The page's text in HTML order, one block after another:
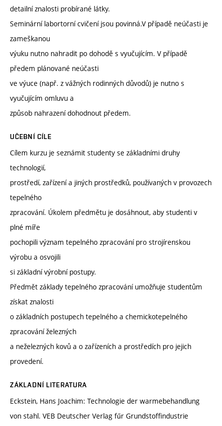
detailní znalosti probírané látky.
Seminární labortorní cvičení jsou povinná.V případě neúčasti je
zameškanou
výuku nutno nahradit po dohodě s vyučujícím. V případě
předem plánované neúčasti
ve výuce (např. z vážných rodinných důvodů) je nutno s
vyučujícím omluvu a
způsob nahrazení dohodnout předem.
UČEBNÍ CÍLE
Cílem kurzu je seznámit studenty se základními druhy
technologií,
prostředí, zařízení a jiných prostředků, používaných v provozech
tepelného
zpracování. Úkolem předmětu je dosáhnout, aby studenti v
plné míře
pochopili význam tepelného zpracování pro strojírenskou
výrobu a osvojili
si základní výrobní postupy.
Předmět základy tepelného zpracování umožňuje studentům
získat znalosti
o základních postupech tepelného a chemickotepelného
zpracování železných
a neželezných kovů a o zařízeních a prostředích pro jejich
provedení.
ZÁKLADNÍ LITERATURA
Eckstein, Hans Joachim: Technologie der warmebehandlung
von stahl. VEB Deutscher Verlag fűr Grundstoffindustrie